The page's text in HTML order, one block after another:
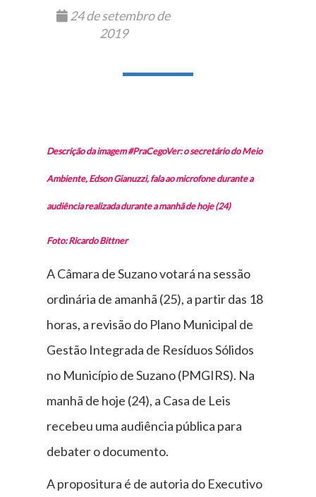
24 de setembro de
2019
Descrição da imagem #PraCegoVer: o secretário do Meio
Ambiente, Edson Gianuzzi, fala ao microfone durante a
audiência realizada durante a manhã de hoje (24)
Foto: Ricardo Bittner
A Câmara de Suzano votará na sessão
ordinária de amanhã (25), a partir das 18
horas, a revisão do Plano Municipal de
Gestão Integrada de Resíduos Sólidos
no Município de Suzano (PMGIRS). Na
manhã de hoje (24), a Casa de Leis
recebeu uma audiência pública para
debater o documento.
A propositura é de autoria do Executivo